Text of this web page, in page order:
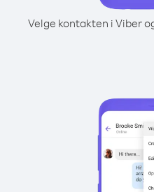
Velge kontakten i Viber